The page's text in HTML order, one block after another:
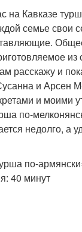
на Кавказе
семье свои
из
расскажу и
и Арсен
и моими
по-
недолго, а
по-
40 минут